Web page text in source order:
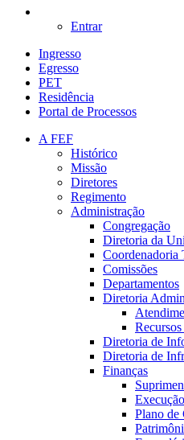
Entrar
Ingresso
Egresso
PET
Residência
Portal de Processos
A FEF
Histórico
Missão
Diretores
Regimento
Administração
Congregação
Diretoria da
Coordenadoria
Comissões
Departamentos
Diretoria
Diretoria de
Diretoria de
Finanças
Plano de